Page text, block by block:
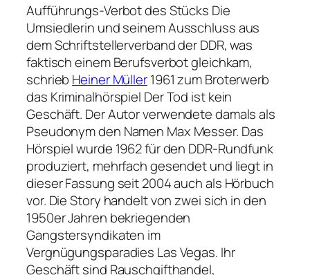
Aufführungs-Verbot des Stücks Die
Umsiedlerin und seinem Ausschluss aus
dem Schriftstellerverband der DDR, was
faktisch einem Berufsverbot gleichkam,
schrieb Heiner Müller1961 zum Broterwerb
das Kriminalhörspiel Der Tod ist kein
Geschäft. Der Autor verwendete damals als
Pseudonym den Namen Max Messer. Das
Hörspiel wurde 1962 für den DDR-Rundfunk
produziert, mehrfach gesendet und liegt in
dieser Fassung seit 2004 auch als Hörbuch
vor. Die Story handelt von zwei sich in den
1950er Jahren bekriegenden
Gangstersyndikaten im
Vergnügungsparadies Las Vegas. Ihr
Geschäft sind Rauschgifthandel,